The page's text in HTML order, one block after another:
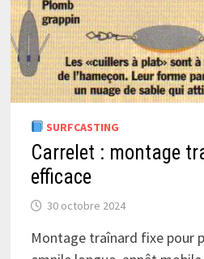
SURFCASTING
Carrelet : montage
efficace
30 octobre 2024
Montage traînard fixe pour